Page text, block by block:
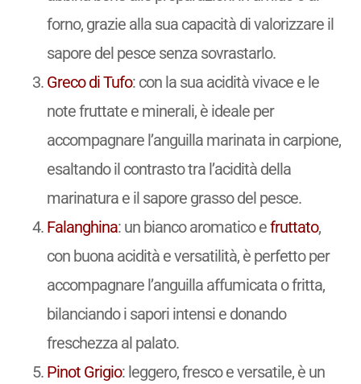
forno, grazie alla sua capacità di valorizzare il
sapore del pesce senza sovrastarlo.
Greco di Tufo: con la sua acidità vivace e le
note fruttate e minerali, è ideale per
accompagnare l’anguilla marinata in carpione,
esaltando il contrasto tra l’acidità della
marinatura e il sapore grasso del pesce.
Falanghina: un bianco aromatico efruttato,
con buona acidità e versatilità, è perfetto per
accompagnare l’anguilla affumicata o fritta,
bilanciando i sapori intensi e donando
freschezza al palato.
Pinot Grigio: leggero, fresco e versatile, è un